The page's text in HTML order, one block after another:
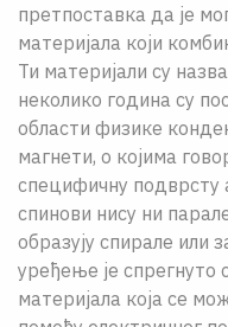
претпоставка да је
материјала који
Ти материјали су
неколико година су
области физике
магнети, о којима
специфичну подврсту
спинови нису ни
образују спирале или
уређење је спрегнуто
материјала која се